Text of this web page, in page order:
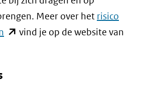
andere
website)
Meer over het risico
(opentvind je op de website van